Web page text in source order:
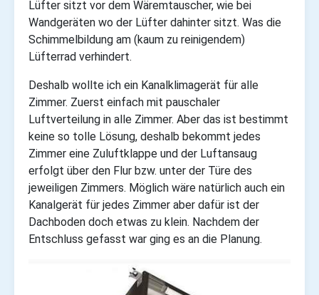
Lüfter sitzt vor dem Wäremtauscher, wie bei
Wandgeräten wo der Lüfter dahinter sitzt. Was die
Schimmelbildung am (kaum zu reinigendem)
Lüfterrad verhindert.
Deshalb wollte ich ein Kanalklimagerät für alle
Zimmer. Zuerst einfach mit pauschaler
Luftverteilung in alle Zimmer. Aber das ist bestimmt
keine so tolle Lösung, deshalb bekommt jedes
Zimmer eine Zuluftklappe und der Luftansaug
erfolgt über den Flur bzw. unter der Türe des
jeweiligen Zimmers. Möglich wäre natürlich auch ein
Kanalgerät für jedes Zimmer aber dafür ist der
Dachboden doch etwas zu klein. Nachdem der
Entschluss gefasst war ging es an die Planung.